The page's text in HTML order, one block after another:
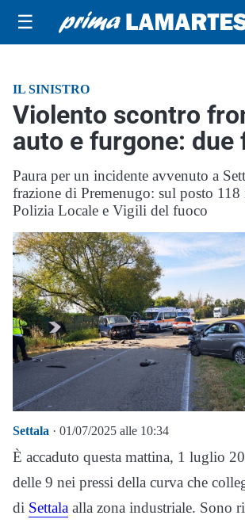
☰
IL SINISTRO
Violento scontro
auto e furgone: due
Paura per un incidente avvenuto a
frazione di Premenugo: sul posto 118
Polizia Locale e Vigili del fuoco
Settala · 01/07/2025 alle 10:34
È accaduto questa mattina, 1 luglio
delle 9 nei pressi della curva che
di Settala alla zona industriale. Sono